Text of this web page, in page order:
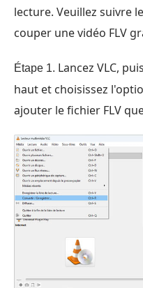
lecture. Veuillez suivre
couper une vidéo FLV
Étape 1. Lancez VLC,
haut et choisissez
ajouter le fichier FLV